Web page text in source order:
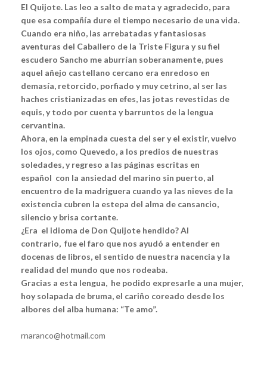
El Quijote. Las leo a salto de mata y agradecido, para
que esa compañía dure el tiempo necesario de una vida.
Cuando era niño, las arrebatadas y fantasiosas
aventuras del Caballero de la Triste Figura y su fiel
escudero Sancho me aburrían soberanamente, pues
aquel añejo castellano cercano era enredoso en
demasía, retorcido, porfiado y muy cetrino, al ser las
haches cristianizadas en efes, las jotas revestidas de
equis, y todo por cuenta y barruntos de la lengua
cervantina.
Ahora, en la empinada cuesta del ser y el existir, vuelvo
los ojos, como Quevedo, a los predios de nuestras
soledades, y regreso a las páginas escritas en
español con la ansiedad del marino sin puerto, al
encuentro de la madriguera cuando ya las nieves de la
existencia cubren la estepa del alma de cansancio,
silencio y brisa cortante.
¿Era el idioma de Don Quijote hendido? Al
contrario, fue el faro que nos ayudó a entender en
docenas de libros, el sentido de nuestra nacencia y la
realidad del mundo que nos rodeaba.
Gracias a esta lengua, he podido expresarle a una mujer,
hoy solapada de bruma, el cariño coreado desde los
albores del alba humana: “Te amo”.
rnaranco@hotmail.com